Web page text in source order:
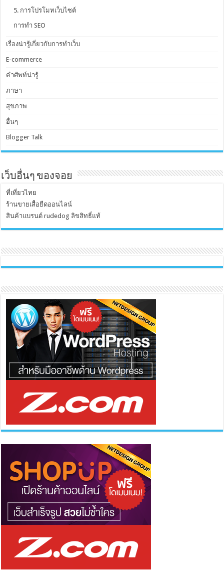
5. การโปรโมทเว็บไซต์
การทำ SEO
เรื่องน่ารู้เกี่ยวกับการทำเว็บ
E-commerce
คำศัพท์น่ารู้
ภาษา
สุขภาพ
อื่นๆ
Blogger Talk
เว็บอื่นๆ ของจอย
ที่เที่ยวไทย
ร้านขายเสื้อยืดออนไลน์
สินค้าแบรนด์ rudedog ลิขสิทธิ์แท้